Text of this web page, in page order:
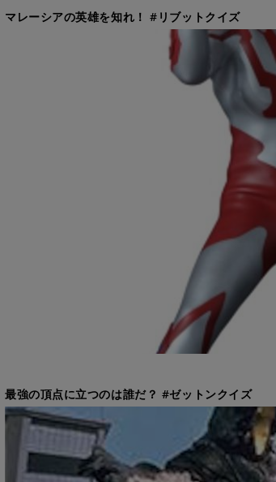
マレーシアの英雄を知れ！ #リブットクイズ
最強の頂点に立つのは誰だ？ #ゼットンクイズ